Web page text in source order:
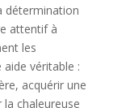
détermination
attentif à
les
véritable :
acquérir une
chaleureuse